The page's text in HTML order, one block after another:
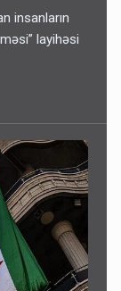
insanların
layihəsi